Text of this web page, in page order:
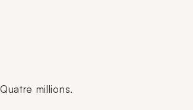
Quatre millions.